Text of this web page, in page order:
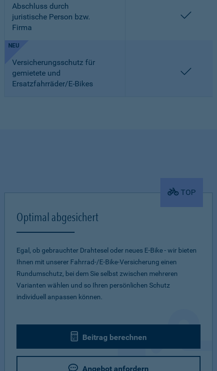
Abschluss durch
juristische Person bzw.
Firma
NEU
Versicherungsschutz für
gemietete und
Ersatzfahrräder/E-Bikes
TOP
Optimal abgesichert
Egal, ob gebrauchter Drahtesel oder neues E-Bike - wir bieten
Ihnen mit unserer Fahrrad-/E-Bike-Versicherung einen
Rundumschutz, bei dem Sie selbst zwischen mehreren
Varianten wählen und so Ihren persönlichen Schutz
individuell anpassen können.
Beitrag berechnen
Angebot anfordern